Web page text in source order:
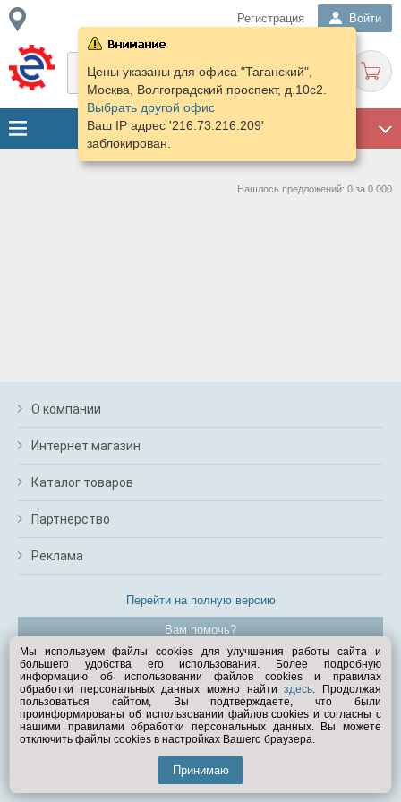
Регистрация Войти
Цены указаны для офиса "Таганский",
Москва, Волгоградский проспект, д.10с2.
Выбрать другой офис
Ваш IP адрес '216.73.216.209'
заблокирован.
Нашлось предложений: 0 за 0.000
О компании
Интернет магазин
Каталог товаров
Партнерство
Реклама
Перейти на полную версию
Вам помочь?
© Exist.ru 1998—2026
Мы используем файлы cookies для улучшения работы сайта и
большего удобства его использования. Более подробную
информацию об использовании файлов cookies и правилах
обработки персональных данных можно найтиздесь. Продолжая
пользоваться сайтом, Вы подтверждаете, что были
проинформированы об использовании файлов cookies и согласны с
нашими правилами обработки персональных данных. Вы можете
отключить файлы cookies в настройках Вашего браузера.
Принимаю